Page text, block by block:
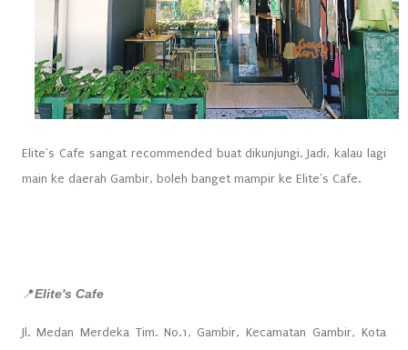
Elite's Cafe sangat recommended buat dikunjungi. Jadi, kalau lagi
main ke daerah Gambir, boleh banget mampir ke Elite's Cafe.
📍Elite's Cafe
Jl. Medan Merdeka Tim. No.1, Gambir, Kecamatan Gambir, Kota